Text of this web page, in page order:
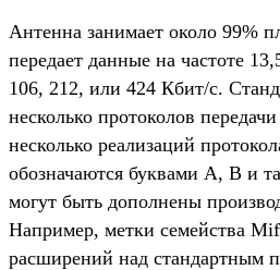
Антенна занимает около 99%
передает данные на частоте
106, 212, или 424 Кбит/с.
несколько протоколов
несколько реализаций
обозначаются буквами A, B и
могут быть дополнены
Например, метки семейства
расширений над стандартным